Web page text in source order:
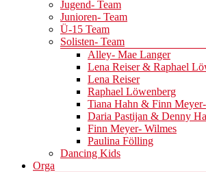
Jugend- Team
Junioren- Team
Ü-15 Team
Solisten- Team
Alley- Mae Langer
Lena Reiser & Raphael
Lena Reiser
Raphael Löwenberg
Tiana Hahn & Finn
Daria Pastijan & Denny
Finn Meyer- Wilmes
Paulina Fölling
Dancing Kids
Orga